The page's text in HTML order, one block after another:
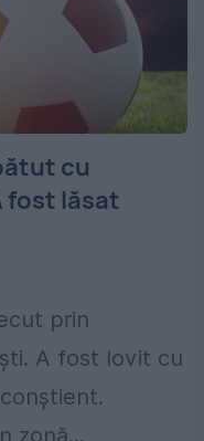
cu
fost lăsat
prin
A fost lovit cu